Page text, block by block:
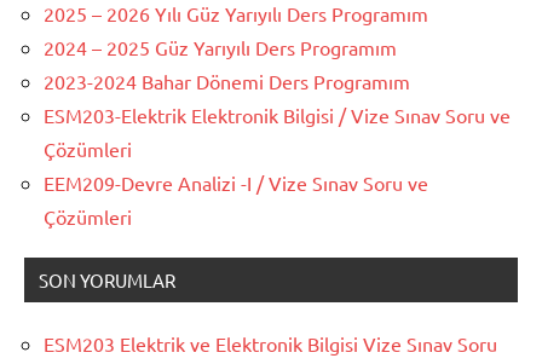
2025 – 2026 Yılı Güz Yarıyılı Ders Programım
2024 – 2025 Güz Yarıyılı Ders Programım
2023-2024 Bahar Dönemi Ders Programım
ESM203-Elektrik Elektronik Bilgisi / Vize Sınav Soru ve
Çözümleri
EEM209-Devre Analizi -I / Vize Sınav Soru ve
Çözümleri
SON YORUMLAR
ESM203 Elektrik ve Elektronik Bilgisi Vize Sınav Soru